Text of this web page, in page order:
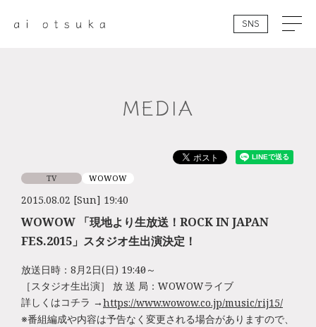
SNS
MEDIA
2015.08.02 [Sun] 19:40
TV WOWOW
WOWOW 「現地より生放送！ROCK IN JAPAN
FES.2015」スタジオ生出演決定！
放送日時：8月2日(日) 19:40頃～
［スタジオ生出演］ 放 送 局：WOWOWライブ
詳しくはコチラ →https://www.wowow.co.jp/music/rij15/
※番組編成や内容は予告なく変更される場合がありますので、